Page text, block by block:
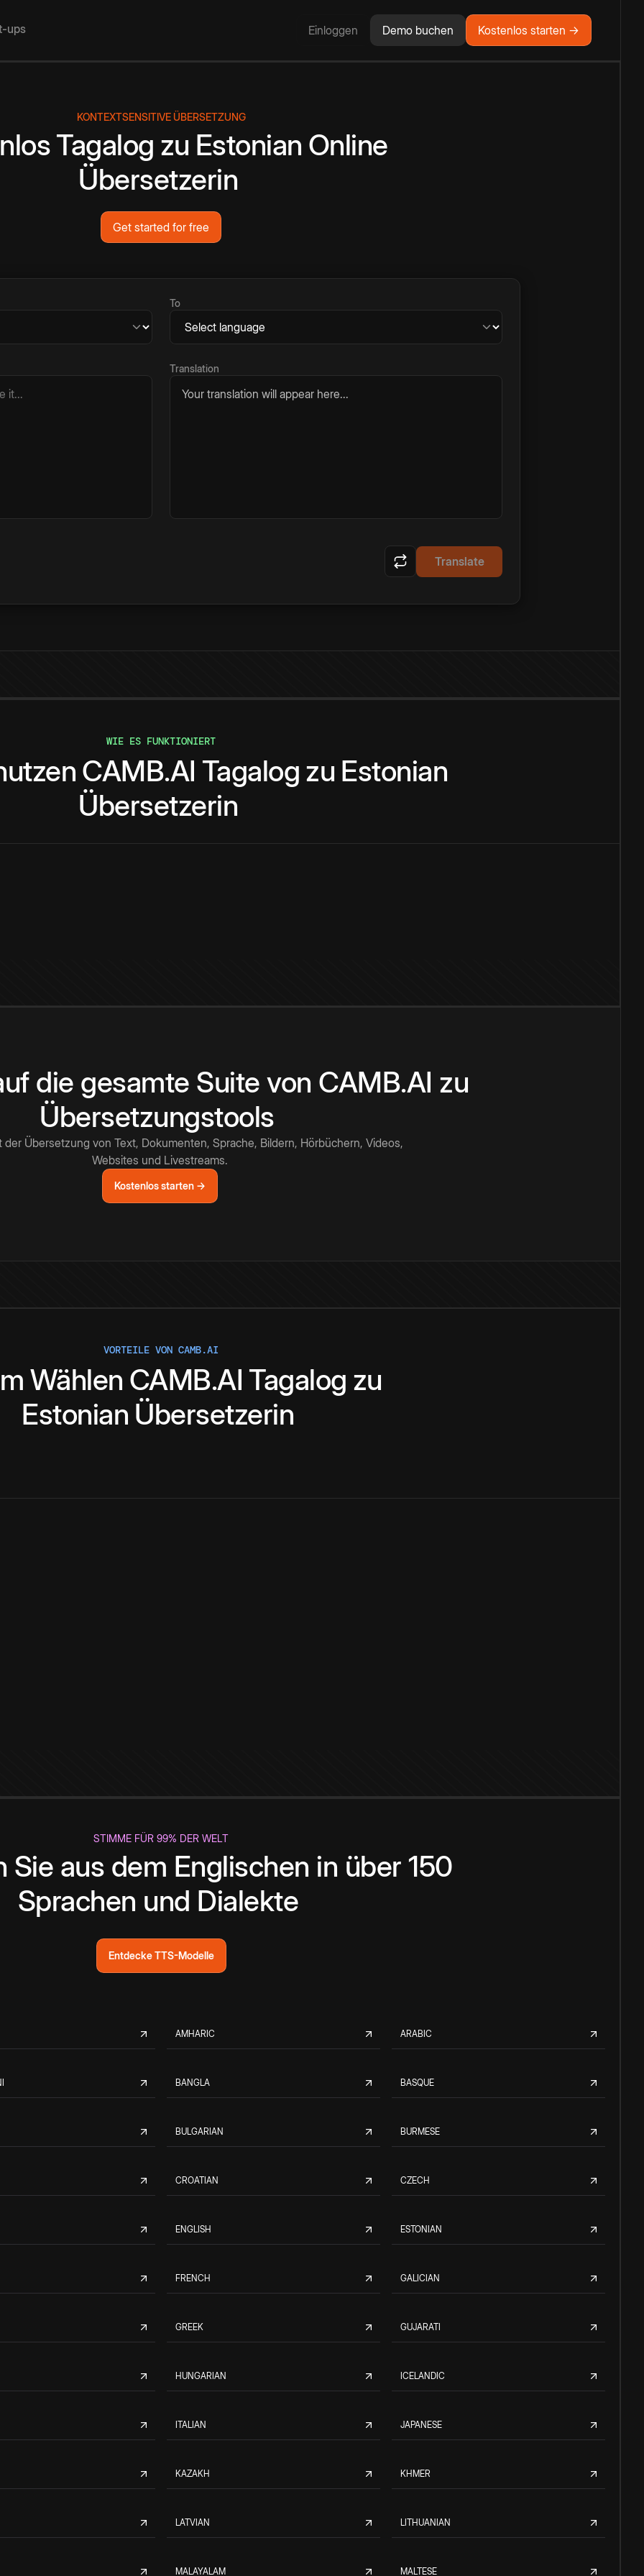
ups Einloggen Demo buchen Kostenlos starten →
KONTEXTSENSITIVE ÜBERSETZUNG
Tagalog zu Estonian Online
Übersetzerin
Get started for free
To
Translation
Your translation will appear here...
Translate
WIE ES FUNKTIONIERT
CAMB.AI Tagalog zu Estonian
Übersetzerin
die gesamte Suite von CAMB.AI zu
Übersetzungstools
der Übersetzung von Text, Dokumenten, Sprache, Bildern, Hörbüchern, Videos,
Websites und Livestreams.
Kostenlos starten →
VORTEILE VON CAMB.AI
Wählen CAMB.AI Tagalog zu
Estonian Übersetzerin
STIMME FÜR 99% DER WELT
Sie aus dem Englischen in über 150
Sprachen und Dialekte
Entdecke TTS-Modelle
AMHARIC ARABIC
BANGLA BASQUE
BULGARIAN BURMESE
CROATIAN CZECH
ENGLISH ESTONIAN
FRENCH GALICIAN
GREEK GUJARATI
HUNGARIAN ICELANDIC
ITALIAN JAPANESE
KAZAKH KHMER
LATVIAN LITHUANIAN
MALAYALAM MALTESE